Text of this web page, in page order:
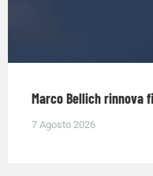
Marco Bellich rinnova
7 Agosto 2026